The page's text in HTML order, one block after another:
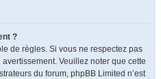
?
de règles. Si vous ne respectez pas
Veuillez noter que cette
du forum, phpBB Limited n’est